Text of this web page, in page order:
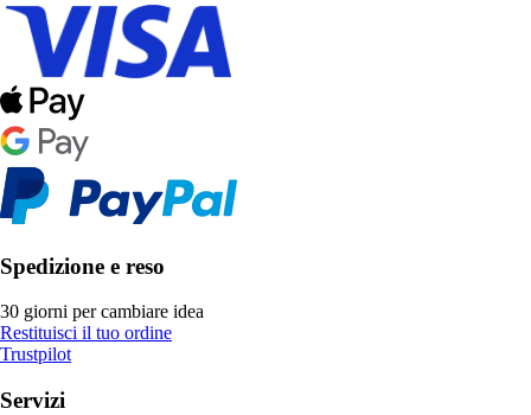
Spedizione e reso
30 giorni per cambiare idea
Restituisci il tuo ordine
Trustpilot
Servizi